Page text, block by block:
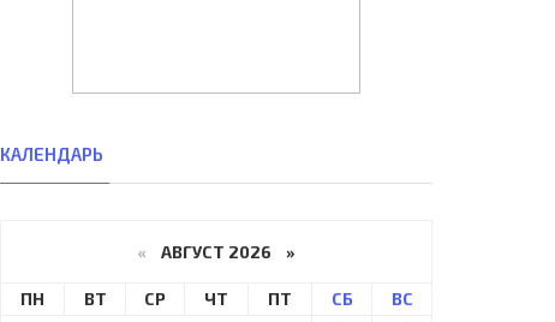
КАЛЕНДАРЬ
« АВГУСТ 2026 »
ПН ВТ СР ЧТ ПТ СБ
ВС